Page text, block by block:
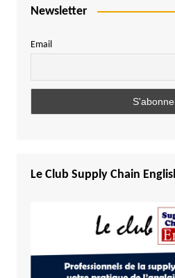
Newsletter
Email
Le Club Supply Chain